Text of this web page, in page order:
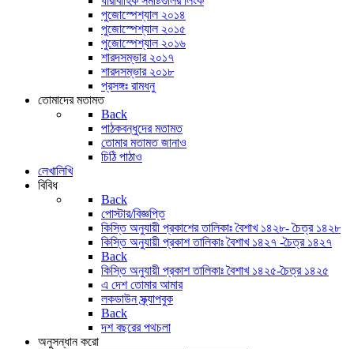
পুজোস্পেশ্যাল ২০১৪
পুজোস্পেশ্যাল ২০১৫
পুজোস্পেশ্যাল ২০১৬
শারদসম্ভার ২০১৭
শারদসম্ভার ২০১৮
প্রসঙ্গঃ রামধনু
তোমাদের মতামত
Back
পাঠকবন্ধুদের মতামত
তোমার মতামত জানাও
চিঠি পাঠাও
লেখালিখি
বিবিধ
Back
পোস্টার/বিজ্ঞপ্তি
কিস্তি অনুযায়ী প্রকাশের তালিকাঃ বৈশাখ ১৪২৮- চৈত্র ১৪২৮
কিস্তি অনুযায়ী প্রকাশ তালিকাঃ বৈশাখ ১৪২৭ -চৈত্র ১৪২৭
Back
কিস্তি অনুযায়ী প্রকাশ তালিকাঃ বৈশাখ ১৪২৫-চৈত্র ১৪২৫
এ দেশ তোমার আমার
লকডাউন স্ক্র্যাপবুক
Back
দশ বছরের পথচলা
অনুসন্ধান করো